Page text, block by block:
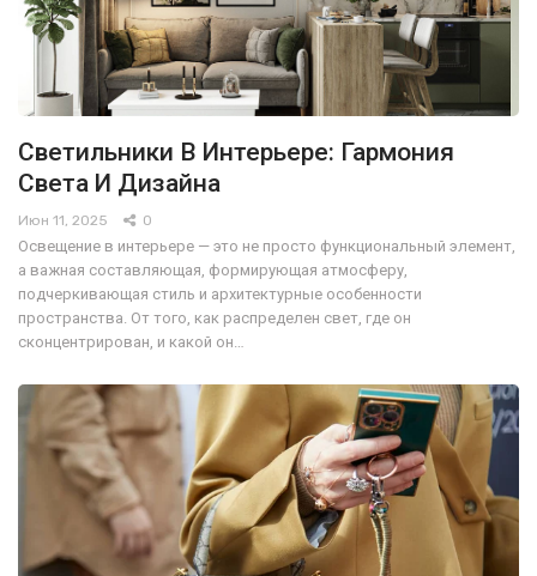
Светильники В Интерьере: Гармония
Света И Дизайна
Июн 11, 2025 0
Освещение в интерьере — это не просто функциональный элемент,
а важная составляющая, формирующая атмосферу,
подчеркивающая стиль и архитектурные особенности
пространства. От того, как распределен свет, где он
сконцентрирован, и какой он…